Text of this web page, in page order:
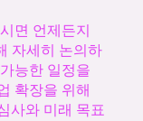
면 언제든지
자세히 논의하
능한 일정을
확장을 위해
사와 미래 목표